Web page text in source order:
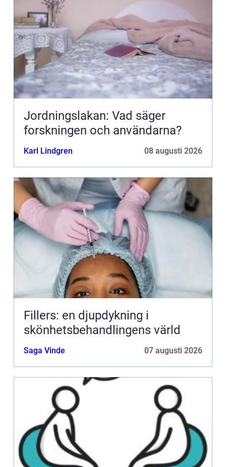
Jordningslakan: Vad säger
forskningen och användarna?
Karl Lindgren 08 augusti 2026
Fillers: en djupdykning i
skönhetsbehandlingens värld
Saga Vinde 07 augusti 2026